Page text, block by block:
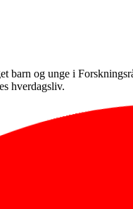
barn og unge i
hverdagsliv.